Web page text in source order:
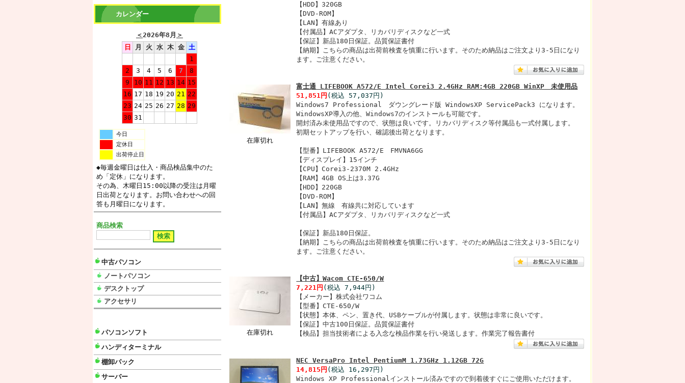
カレンダー
＜2026年8月 ＞
日
月 火 水 木 金 土
1
2
3 4 5 6 7
8
9
10 11 12 13 14 15
16 17 18 19 20 21 22
23 24 25 26 27 28 29
30 31
今日
定休日
出荷停止日
◆毎週金曜日は仕入・商品検品集中のた
め「定休」になります。
その為、木曜日15:00以降の受注は月曜
日出荷となります。お問い合わせへの回
答も月曜日になります。
商品検索
中古パソコン
ノートパソコン
デスクトップ
アクセサリ
パソコンソフト
ハンディターミナル
棚卸パック
サーバー
【HDD】320GB
【DVD-ROM】
【LAN】有線あり
【付属品】ACアダプタ、リカバリディスクなど一式
【保証】新品180日保証。品質保証書付
【納期】こちらの商品は出荷前検査を慎重に行います。そのため納品はご注文より3-5日になり
ます。ご注意ください。
在庫切れ
富士通 LIFEBOOK A572/E Intel Corei3 2.4GHz RAM:4GB 220GB WinXP 未使用品
51,851円 (税込 57,037円)
Windows7 Professional ダウングレード版 WindowsXP ServicePack3 になります。
WindowsXP導入の他、Windows7のインストールも可能です。
開封済み未使用品ですので、状態は良いです。リカバリディスク等付属品も一式付属します。
初期セットアップを行い、確認後出荷となります。
【型番】LIFEBOOK A572/E FMVNA6GG
【ディスプレイ】15インチ
【CPU】Corei3-2370M 2.4GHz
【RAM】4GB OS上は3.37G
【HDD】220GB
【DVD-ROM】
【LAN】無線 有線共に対応しています
【付属品】ACアダプタ、リカバリディスクなど一式
【保証】新品180日保証。
【納期】こちらの商品は出荷前検査を慎重に行います。そのため納品はご注文より3-5日になり
ます。ご注意ください。
在庫切れ
【中古】Wacom CTE-650/W
7,221円 (税込 7,944円)
【メーカー】株式会社ワコム
【型番】CTE-650/W
【状態】本体、ペン、置き代、USBケーブルが付属します。状態は非常に良いです。
【保証】中古100日保証。品質保証書付
【検品】担当技術者による入念な検品作業を行い発送します。作業完了報告書付
NEC VersaPro Intel PentiumM 1.73GHz 1.12GB 72G
14,815円 (税込 16,297円)
Windows XP Professionalインストール済みですので到着後すぐにご使用いただけます。